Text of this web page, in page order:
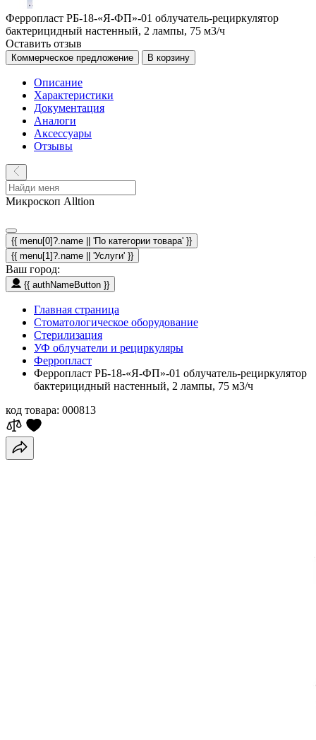
Ферропласт РБ-18-«Я-ФП»-01 облучатель-рециркулятор
бактерицидный настенный, 2 лампы, 75 м3/ч
Оставить отзыв
Коммерческое предложение В корзину
Описание
Характеристики
Документация
Аналоги
Аксессуары
Отзывы
Микроскоп Alltion
{{ menu[0]?.name || 'По категории товара' }}
{{ menu[1]?.name || 'Услуги' }}
Ваш город:
{{ authNameButton }}
Главная страница
Стоматологическое оборудование
Стерилизация
УФ облучатели и рециркуляры
Ферропласт
Ферропласт РБ-18-«Я-ФП»-01 облучатель-рециркулятор
бактерицидный настенный, 2 лампы, 75 м3/ч
код товара: 000813